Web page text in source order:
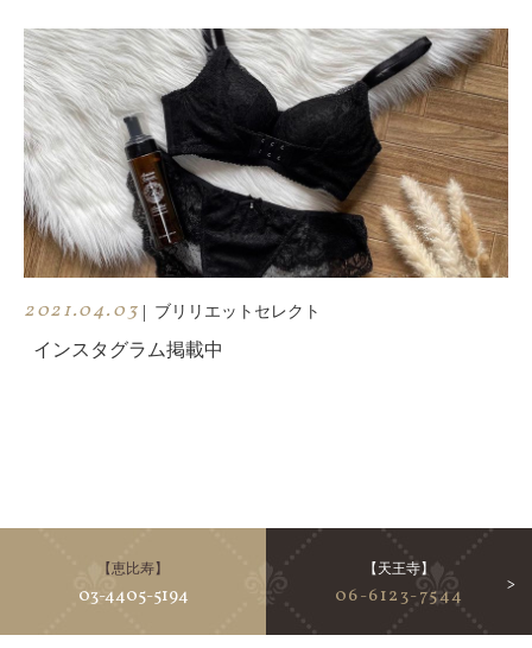
2021.04.03 | ブリリエットセレクト
インスタグラム掲載中
【恵比寿】
03-4405-5194
【天王寺】
06-6123-7544